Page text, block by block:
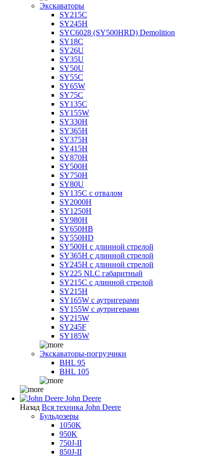
Экскаваторы
SY215C
SY245H
SYC6028 (SY500HRD) Demolition
SY18C
SY26U
SY35U
SY50U
SY55C
SY65W
SY75C
SY135C
SY155W
SY330H
SY365H
SY375H
SY415H
SY870H
SY500H
SY750H
SY80U
SY135C с отвалом
SY2000H
SY1250H
SY980H
SY650HB
SY550HD
SY500H с длинной стрелой
SY365H с длинной стрелой
SY245H с длинной стрелой
SY225 NLC габаритный
SY215C с длинной стрелой
SY215H
SY165W с аутригерами
SY155W с аутригерами
SY215W
SY245F
SY185W
Экскаваторы-погрузчики
BHL 95
BHL 105
John Deere
Назад Вся техника John Deere
Бульдозеры
1050K
950K
750J-II
850J-II